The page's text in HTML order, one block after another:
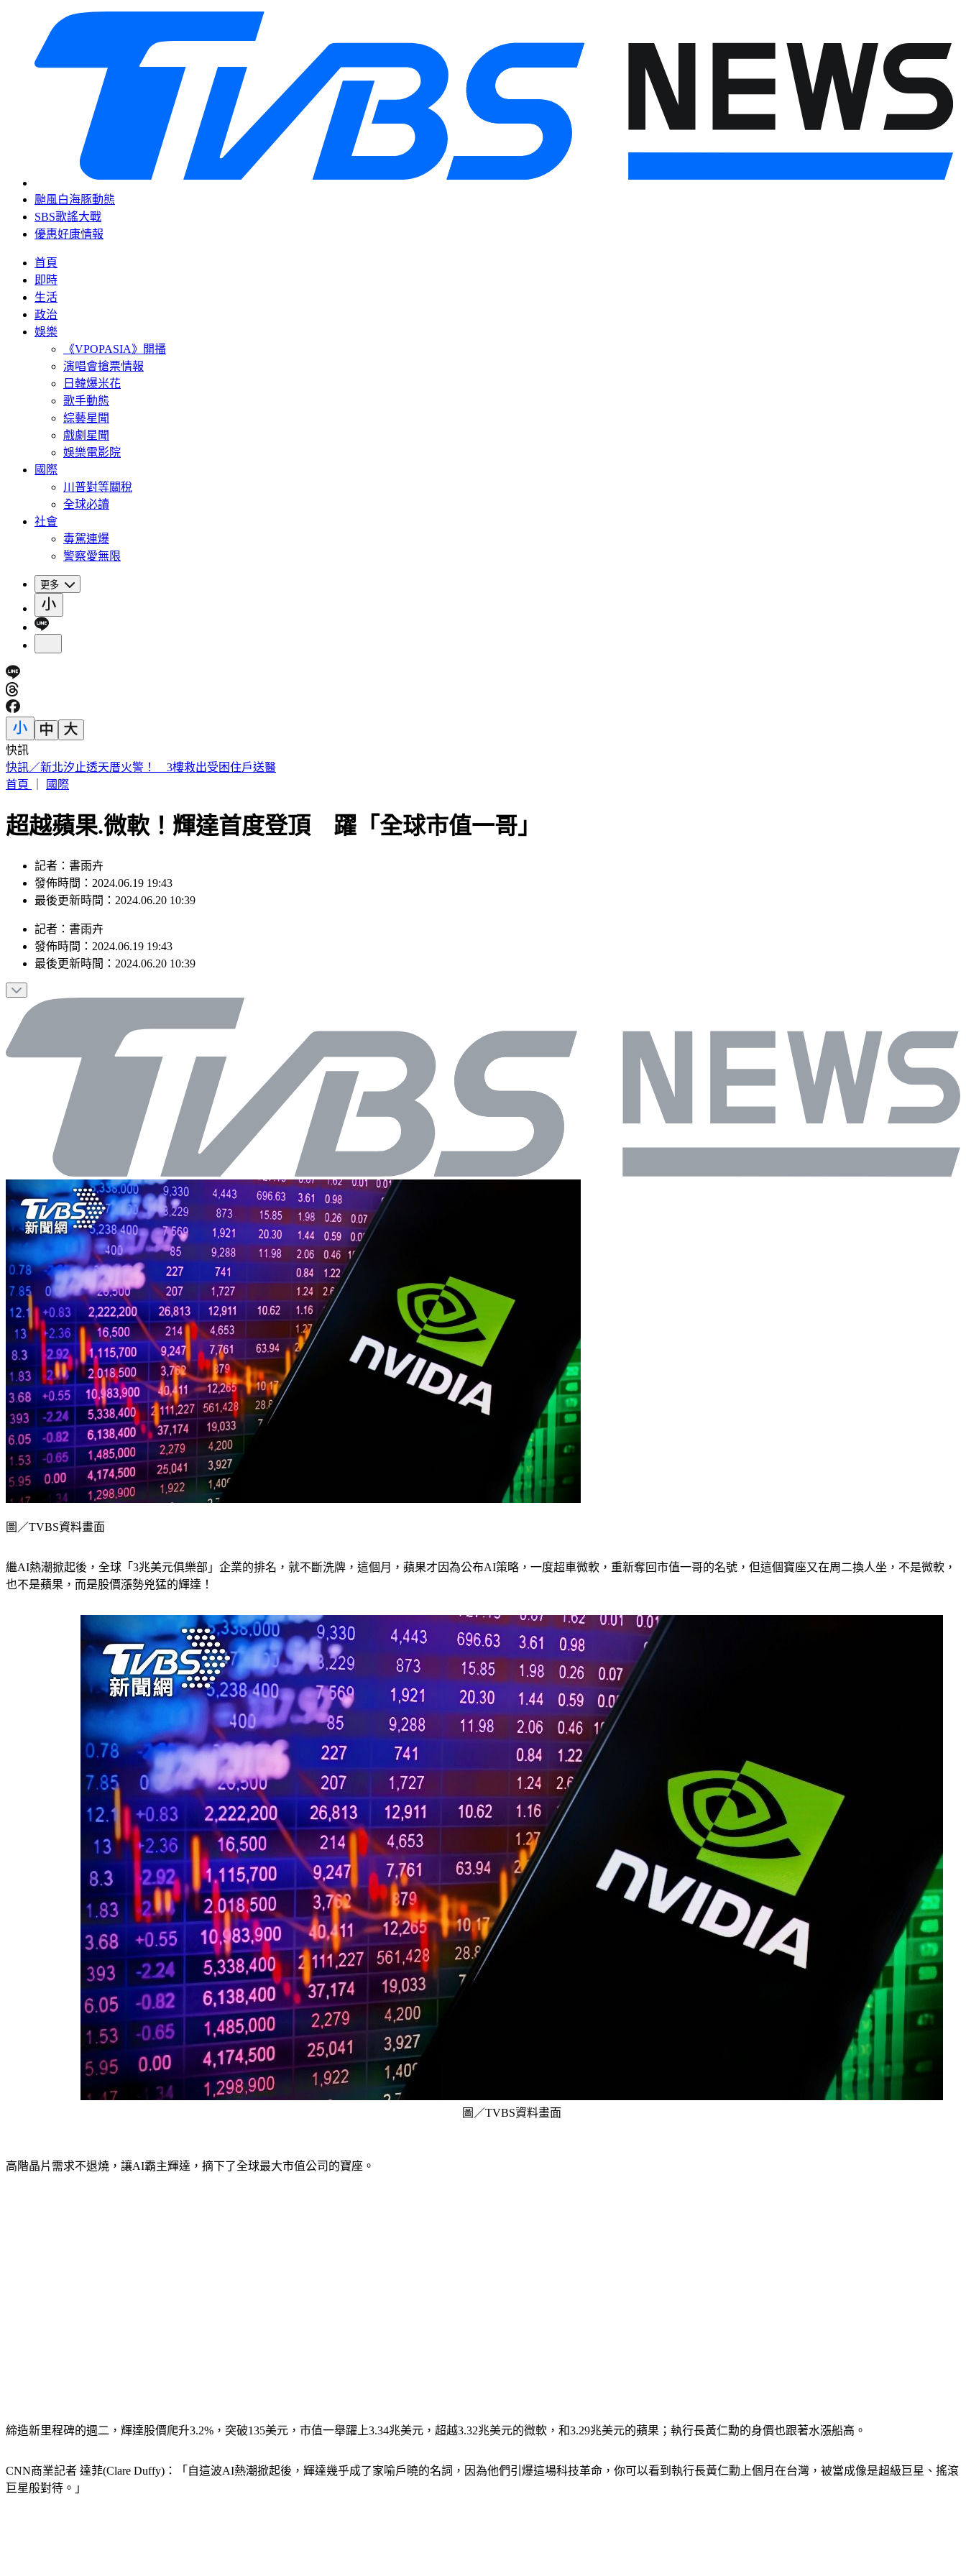
颱風白海豚動態
SBS歌謠大戰
優惠好康情報
首頁
即時
生活
政治
娛樂
《VPOPASIA》開播
演唱會搶票情報
日韓爆米花
歌手動態
綜藝星聞
戲劇星聞
娛樂電影院
國際
川普對等關稅
全球必讀
社會
毒駕連爆
警察愛無限
更多
快訊
快訊／新北汐止透天厝火警！ 3樓救出受困住戶送醫
首頁
國際
超越蘋果.微軟！輝達首度登頂 躍「全球市值一哥」
記者：書雨卉
發佈時間：2024.06.19 19:43
最後更新時間：2024.06.20 10:39
記者 ： 書雨卉
發佈時間： 2024.06.19 19:43
最後更新時間： 2024.06.20 10:39
圖／TVBS資料畫面
繼AI熱潮掀起後，全球「3兆美元俱樂部」企業的排名，就不斷洗牌，這個月，蘋果才因為公布AI策略，一度超車微軟，重新奪回市值一哥的名號，但這個寶座又在周二換人坐，不是微軟，
也不是蘋果，而是股價漲勢兇猛的輝達！
圖／TVBS資料畫面
高階晶片需求不退燒，讓AI霸主輝達，摘下了全球最大市值公司的寶座。
締造新里程碑的週二，輝達股價爬升3.2%，突破135美元，市值一舉躍上3.34兆美元，超越3.32兆美元的微軟，和3.29兆美元的蘋果；執行長黃仁勳的身價也跟著水漲船高。
CNN商業記者 達菲(Clare Duffy)：「自這波AI熱潮掀起後，輝達幾乎成了家喻戶曉的名詞，因為他們引爆這場科技革命，你可以看到執行長黃仁勳上個月在台灣，被當成像是超級巨星、搖滾
巨星般對待。」